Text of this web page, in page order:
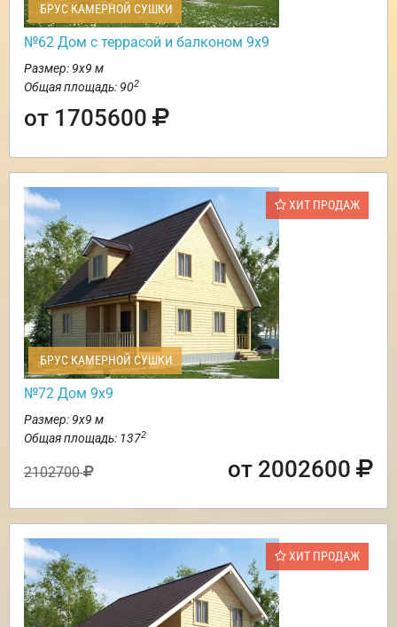
БРУС КАМЕРНОЙ СУШКИ
№62 Дом c террасой и балконом 9х9
Размер: 9х9 м
Общая площадь: 902
от 1705600
ХИТ ПРОДАЖ
БРУС КАМЕРНОЙ СУШКИ
№72 Дом 9х9
Размер: 9х9 м
Общая площадь: 1372
2102700 от 2002600
ХИТ ПРОДАЖ